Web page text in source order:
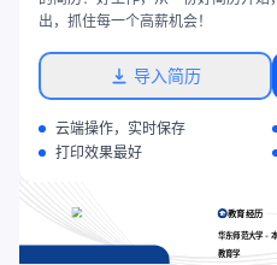
出，抓住每一个高薪机会！
导入简历
云端操作，实时保存
打印效果最好
教育经历
华东师范大学 -
教育学